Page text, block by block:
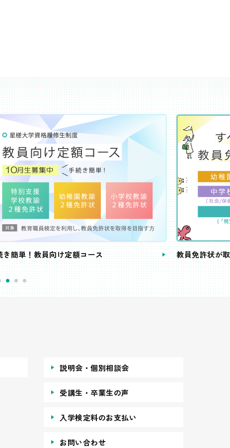
き簡単！教員向け定額コース 教員免許状が
説明会・個別相談会
受講生・卒業生の声
入学検定料のお支払い
お問い合わせ